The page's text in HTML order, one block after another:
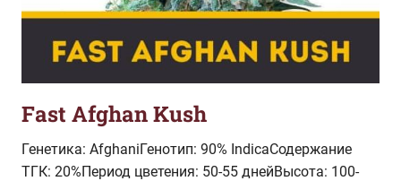
Fast Afghan Kush
Генетика: AfghaniГенотип: 90% IndicaСодержание
ТГК: 20%Период цветения: 50-55 днейВысота: 100-